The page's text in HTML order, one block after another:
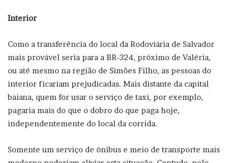
Interior
Como a transferência do local da Rodoviária de Salvador
mais provável seria para a BR-324, próximo de Valéria,
ou até mesmo na região de Simões Filho, as pessoas do
interior ficariam prejudicadas. Mais distante da capital
baiana, quem for usar o serviço de taxi, por exemplo,
pagaria mais do que o dobro do que paga hoje,
independentemente do local da corrida.
Somente um serviço de ônibus e meio de transporte mais